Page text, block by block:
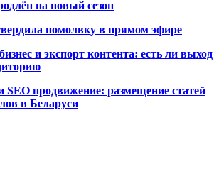
на новый сезон
помолвку в прямом эфире
и экспорт контента: есть ли выход
SEO продвижение: размещение статей
в Беларуси